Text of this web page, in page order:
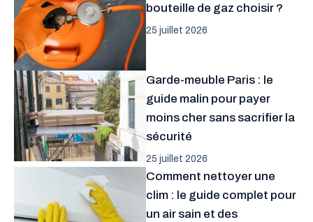
bouteille de gaz choisir ?
25 juillet 2026
Garde-meuble Paris : le
guide malin pour payer
moins cher sans sacrifier la
sécurité
25 juillet 2026
Comment nettoyer une
clim : le guide complet pour
un air sain et des